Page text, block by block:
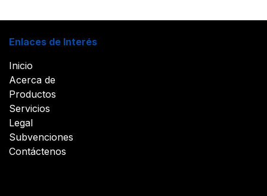
Enlaces de Interés
Inicio
Acerca de
Productos
Servicios
Legal
Subvenciones
Contáctenos